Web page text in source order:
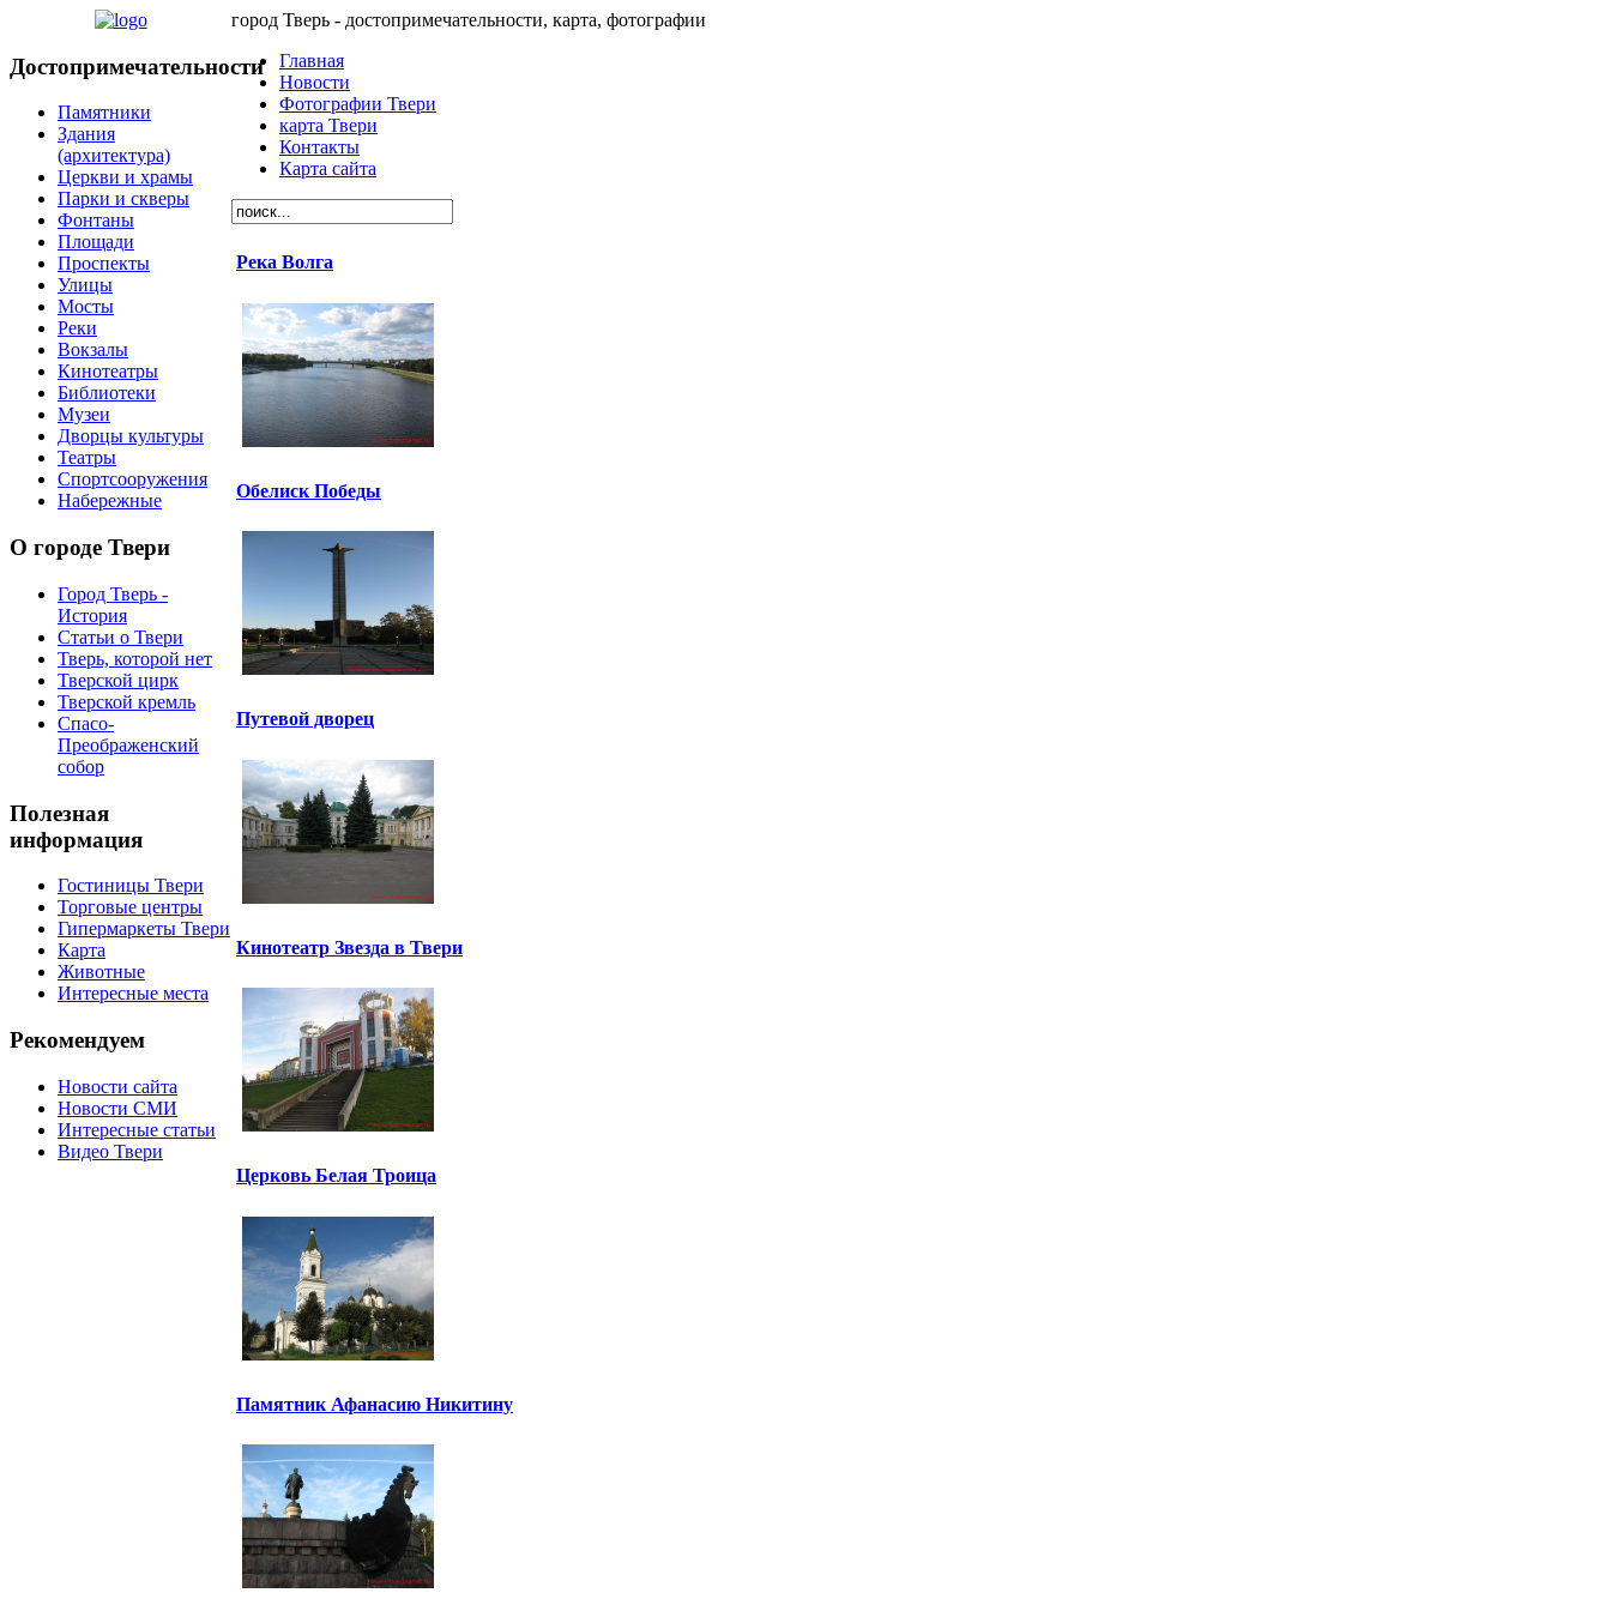
Достопримечательности
Памятники
Здания
(архитектура)
Церкви и храмы
Парки и скверы
Фонтаны
Площади
Проспекты
Улицы
Мосты
Реки
Вокзалы
Кинотеатры
Библиотеки
Музеи
Дворцы культуры
Театры
Спортсооружения
Набережные
О городе Твери
Город Тверь -
История
Статьи о Твери
Тверь, которой нет
Тверской цирк
Тверской кремль
Спасо-
Преображенский
собор
Полезная
информация
Гостиницы Твери
Торговые центры
Гипермаркеты Твери
Карта
Животные
Интересные места
Рекомендуем
Новости сайта
Новости СМИ
Интересные статьи
Видео Твери
город Тверь - достопримечательности, карта, фотографии
Главная
Новости
Фотографии Твери
карта Твери
Контакты
Карта сайта
Река Волга
Обелиск Победы
Путевой дворец
Кинотеатр Звезда в Твери
Церковь Белая Троица
Памятник Афанасию Никитину